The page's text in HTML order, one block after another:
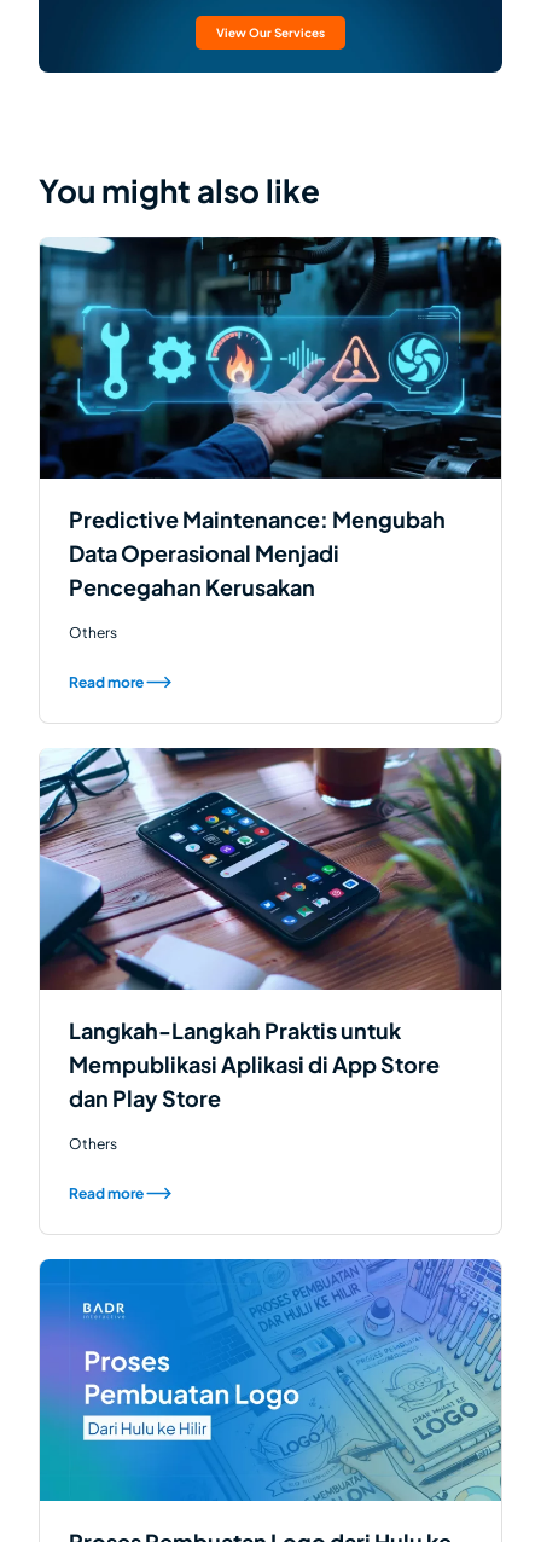
View Our Services
You might also like
Predictive Maintenance: Mengubah
Data Operasional Menjadi
Pencegahan Kerusakan
Others
Read more
Langkah-Langkah Praktis untuk
Mempublikasi Aplikasi di App Store
dan Play Store
Others
Read more